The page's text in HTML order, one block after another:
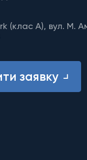
(клас A), вул. М.
заявку